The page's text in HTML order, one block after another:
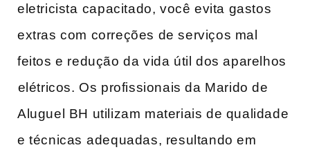
eletricista⁢ capacitado,‍ você evita gastos‍
extras com correções​ de serviços mal
feitos e redução da vida útil dos ‌aparelhos
⁤elétricos. Os profissionais‌ da Marido ‌de
Aluguel BH utilizam materiais de qualidade​
e técnicas⁣ adequadas, resultando em​